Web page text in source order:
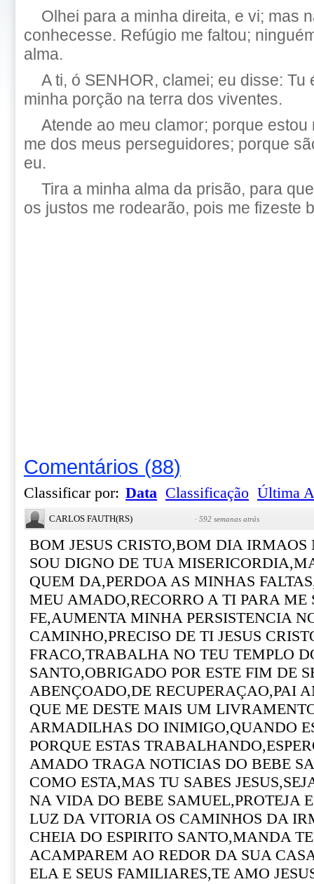
Olhei para a minha direita, e vi; mas
conhecesse. Refúgio me faltou;
alma.
A ti, ó SENHOR, clamei; eu disse: Tu
minha porção na terra dos viventes.
Atende ao meu clamor; porque
me dos meus perseguidores; porque
eu.
Tira a minha alma da prisão, para
os justos me rodearão, pois me fizeste
Comentários (88)
Classificar por: Data Classificação Última
CARLOS FAUTH(RS) · 592 semanas atrás
BOM JESUS CRISTO,BOM DIA IRMAOS
SOU DIGNO DE TUA
QUEM DA,PERDOA AS MINHAS
MEU AMADO,RECORRO A TI PARA ME
FE,AUMENTA MINHA PERSISTENCIA
CAMINHO,PRECISO DE TI JESUS
FRACO,TRABALHA NO TEU TEMPLO
SANTO,OBRIGADO POR ESTE FIM DE
ABENÇOADO,DE RECUPERAÇAO,PAI
QUE ME DESTE MAIS UM
ARMADILHAS DO INIMIGO,QUANDO
PORQUE ESTAS
AMADO TRAGA NOTICIAS DO BEBE
COMO ESTA,MAS TU SABES
NA VIDA DO BEBE SAMUEL,PROTEJA
LUZ DA VITORIA OS CAMINHOS DA
CHEIA DO ESPIRITO SANTO,MANDA
ACAMPAREM AO REDOR DA SUA
ELA E SEUS FAMILIARES,TE AMO